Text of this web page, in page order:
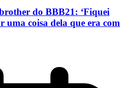
do BBB21: ‘Fiquei
uma coisa dela que era com